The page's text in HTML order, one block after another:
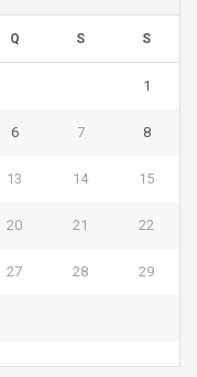
Q S S
1
6 7 8
13 14 15
20 21 22
27 28 29